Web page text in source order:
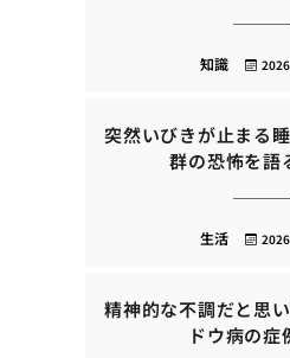
知識
突然いびきが止まる
群の恐怖を語
生活
精神的な不調だと思
ドウ病の症